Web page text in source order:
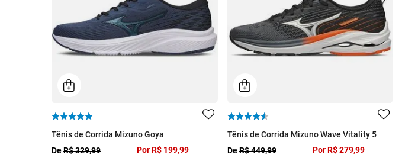
Tênis de Corrida Mizuno Goya
DeR$ 329,99
Por R$ 199,99
Tênis de Corrida Mizuno Wave Vitality 5
DeR$ 449,99
Por R$ 279,99